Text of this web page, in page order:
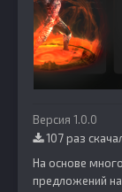
Версия 1.0.0
107 раз
На основе
предложений